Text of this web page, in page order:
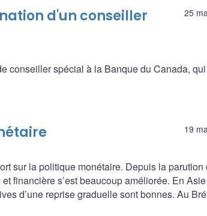
25
d'un conseiller
conseiller spécial à la Banque du Canada,
19
sur la politique monétaire. Depuis la parution
financière s’est beaucoup améliorée. En
d’une reprise graduelle sont bonnes. Au